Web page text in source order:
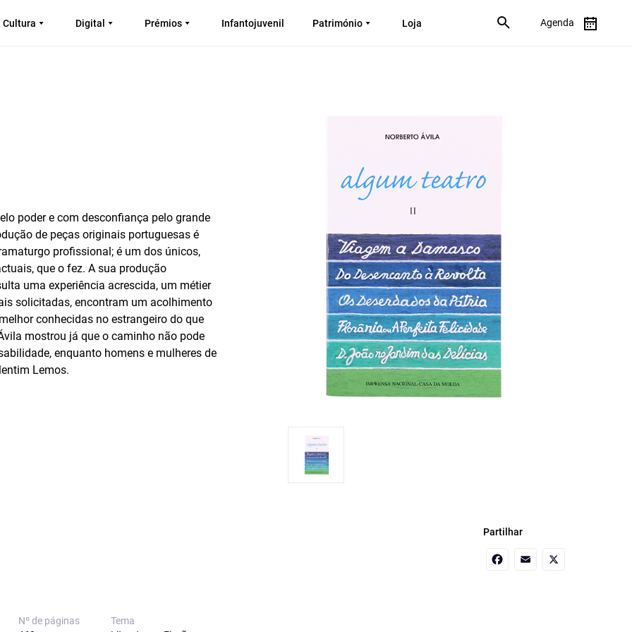
Cultura Digital Prémios Infantojuvenil Património Loja Agenda
poder e com desconfiança pelo grande
de peças originais portuguesas é
profissional; é um dos únicos,
que o fez. A sua produção
uma experiência acrescida, um métier
solicitadas, encontram um acolhimento
conhecidas no estrangeiro do que
mostrou já que o caminho não pode
enquanto homens e mulheres de
Lemos.
Partilhar
Nº de páginas
Tema